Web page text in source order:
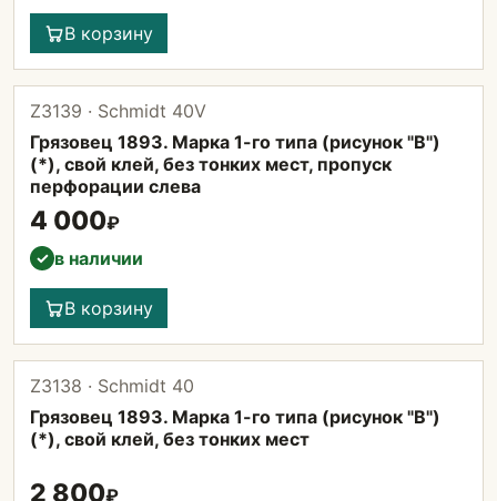
В корзину
Z3139 · Schmidt 40V
Грязовец 1893. Марка 1-го типа (рисунок "B")
(*), свой клей, без тонких мест, пропуск
перфорации слева
4 000₽
✓ в наличии
В корзину
Z3138 · Schmidt 40
Грязовец 1893. Марка 1-го типа (рисунок "B")
(*), свой клей, без тонких мест
2 800₽